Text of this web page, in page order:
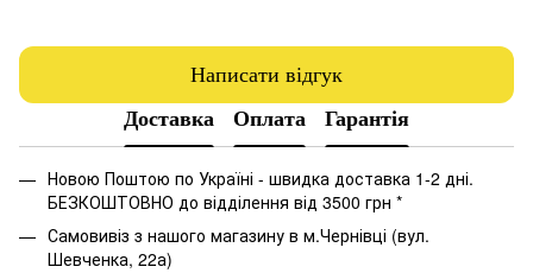
Написати відгук
Доставка
Оплата Гарантія
Новою Поштою по Україні - швидка доставка 1-2 дні.
БЕЗКОШТОВНО до відділення від 3500 грн *
Самовивіз з нашого магазину в м.Чернівці (вул.
Шевченка, 22а)